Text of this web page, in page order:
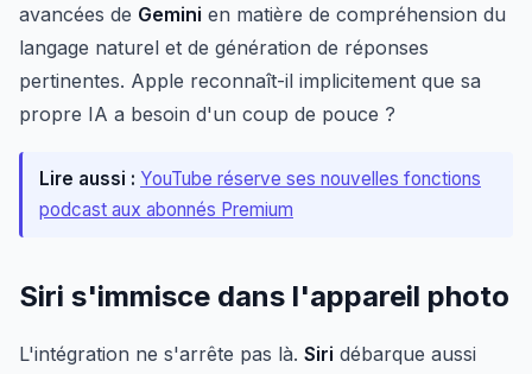
avancées de Gemini en matière de compréhension du
langage naturel et de génération de réponses
pertinentes. Apple reconnaît-il implicitement que sa
propre IA a besoin d'un coup de pouce ?
Lire aussi : YouTube réserve ses nouvelles fonctions
podcast aux abonnés Premium
Siri s'immisce dans l'appareil photo
L'intégration ne s'arrête pas là. Siri débarque aussi